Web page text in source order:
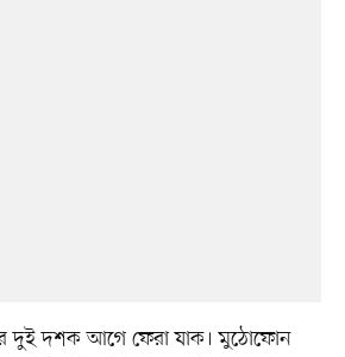
দুই দশক আগে ফেরা যাক। মুঠোফোন